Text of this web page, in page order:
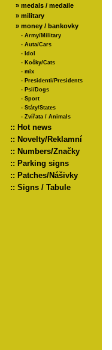
» medals / medaile
» military
» money / bankovky
- Army/Military
- Auta/Cars
- Idol
- Kočky/Cats
- mix
- Presidenti/Presidents
- Psi/Dogs
- Sport
- Státy/States
- Zvířata / Animals
:: Hot news
:: Novelty/Reklamní
:: Numbers/Značky
:: Parking signs
:: Patches/Nášivky
:: Signs / Tabule